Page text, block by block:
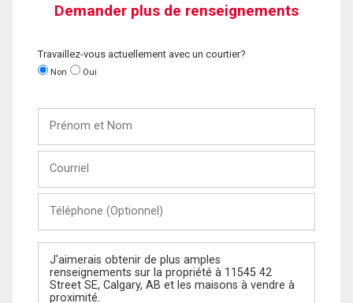
Demander plus de renseignements
Travaillez-vous actuellement avec un courtier?
Non Oui
Nom
(Optionnel)
Message